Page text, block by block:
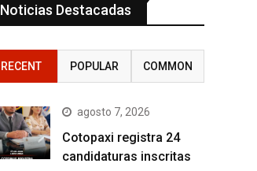
Noticias Destacadas
RECENT POPULAR COMMON
agosto 7, 2026
Cotopaxi registra 24
candidaturas inscritas